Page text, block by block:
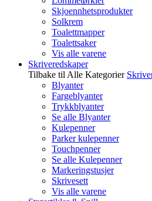
Skjoennhetsprodukter
Solkrem
Toalettmapper
Toalettsaker
Vis alle varene
Skriveredskaper
Tilbake til Alle Kategorier
Blyanter
Fargeblyanter
Trykkblyanter
Se alle Blyanter
Kulepenner
Parker kulepenner
Touchpenner
Se alle Kulepenner
Markeringstusjer
Skrivesett
Vis alle varene